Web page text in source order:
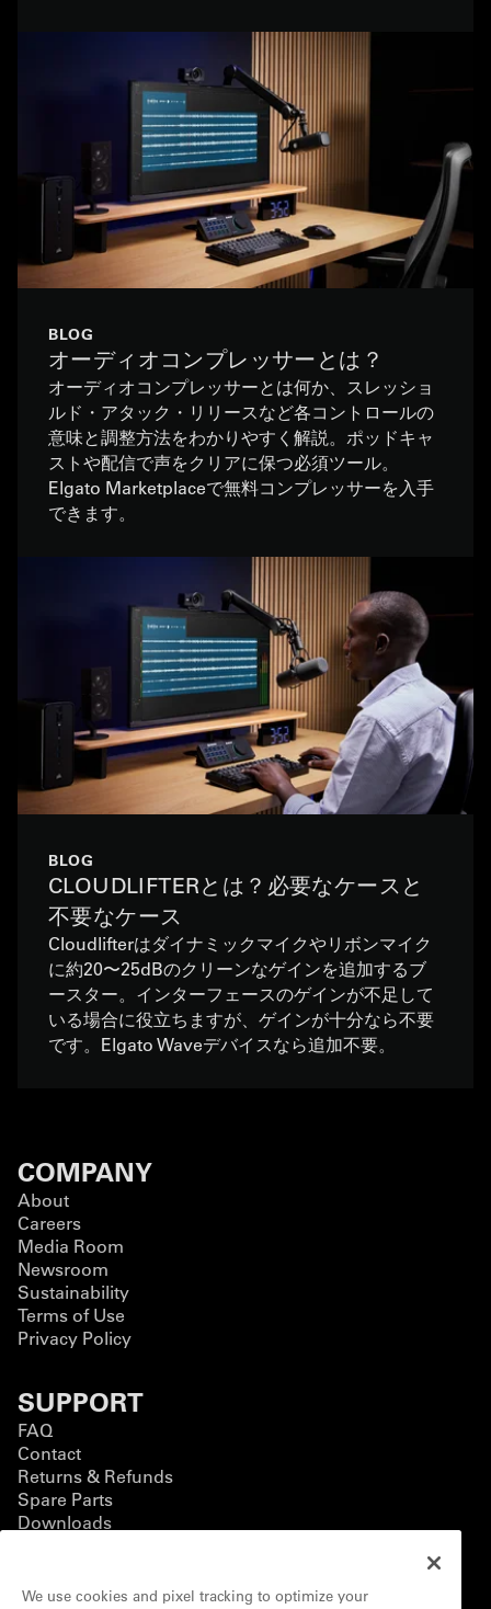
BLOG
オーディオコンプレッサーとは？
オーディオコンプレッサーとは何か、スレッショ
ルド・アタック・リリースなど各コントロールの
意味と調整方法をわかりやすく解説。ポッドキャ
ストや配信で声をクリアに保つ必須ツール。
Elgato Marketplaceで無料コンプレッサーを入手
できます。
BLOG
CLOUDLIFTERとは？必要なケースと
不要なケース
Cloudlifterはダイナミックマイクやリボンマイク
に約20〜25dBのクリーンなゲインを追加するブ
ースター。インターフェースのゲインが不足して
いる場合に役立ちますが、ゲインが十分なら不要
です。Elgato Waveデバイスなら追加不要。
COMPANY
About
Careers
Media Room
Newsroom
Sustainability
Terms of Use
Privacy Policy
SUPPORT
FAQ
Contact
Returns & Refunds
Spare Parts
Downloads
BUSINESS
We use cookies and pixel tracking to optimize your